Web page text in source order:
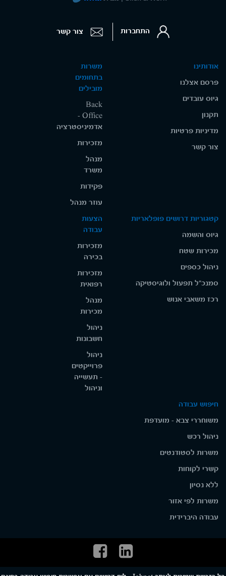
אודותינו
פרסם אצלנו
גיוס עובדים
תקנון
מדיניות פרטיות
צור קשר
משרות
בתחומים
מובילים
Back
Office -
אדמיניסטרציה
מזכירות
מנהל
משרד
פקידות
עוזר מנהל
קטגוריות דרושים פופלאריות
גיוס והשמה
מכירות שטח
ניהול כספים
סמנכ"ל תפעול ולוגיסטיקה
רכז משאבי אנוש
הצעות
עבודה
מזכירות
בכירה
מזכירות
רפואית
מנהל
מכירות
ניהול
חשבונות
ניהול
פרוייקטים
- תעשייה
וניהול
חיפוש עבודה
משוחררי צבא - מועדפת
ניהול רכש
משרות לסטודנטים
קשרי לקוחות
ללא נסיון
משרות לפי אזור
עבודה היברידית